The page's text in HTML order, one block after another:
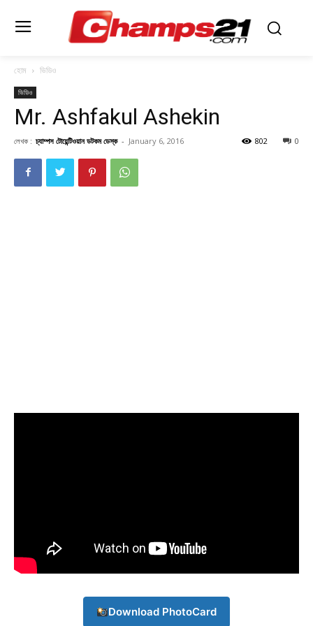
হোম ভিডিও
ভিডিও
Mr. Ashfakul Ashekin
লেখক : চ্যাম্পস টোয়েন্টিওয়ান ডটকম ডেস্ক - January 6, 2016 0
802
Download PhotoCard